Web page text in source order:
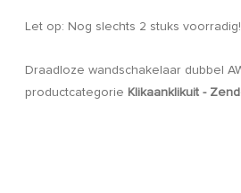
Let op: Nog slechts 2 stuks voorradig!
Draadloze wandschakelaar dubbel
productcategorie Klikaanklikuit -